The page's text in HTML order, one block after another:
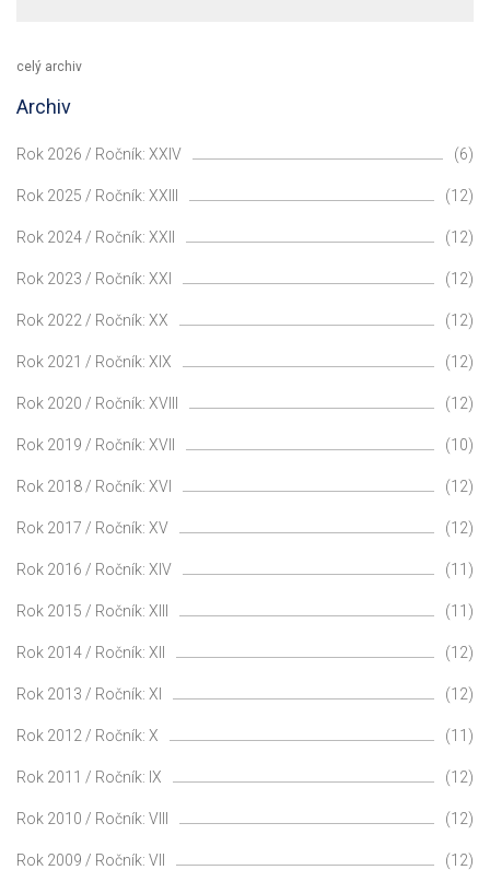
celý archiv
Archiv
Rok 2026 / Ročník: XXIV (6)
Rok 2025 / Ročník: XXIII (12)
Rok 2024 / Ročník: XXII (12)
Rok 2023 / Ročník: XXI (12)
Rok 2022 / Ročník: XX (12)
Rok 2021 / Ročník: XIX (12)
Rok 2020 / Ročník: XVIII (12)
Rok 2019 / Ročník: XVII (10)
Rok 2018 / Ročník: XVI (12)
Rok 2017 / Ročník: XV (12)
Rok 2016 / Ročník: XIV (11)
Rok 2015 / Ročník: XIII (11)
Rok 2014 / Ročník: XII (12)
Rok 2013 / Ročník: XI (12)
Rok 2012 / Ročník: X (11)
Rok 2011 / Ročník: IX (12)
Rok 2010 / Ročník: VIII (12)
Rok 2009 / Ročník: VII (12)